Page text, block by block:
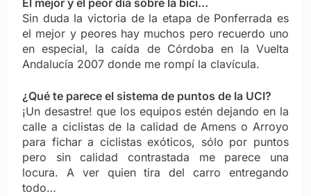
El mejor y el peor día sobre la bici…
Sin duda la victoria de la etapa de Ponferrada es
el mejor y peores hay muchos pero recuerdo uno
en especial, la caída de Córdoba en la Vuelta
Andalucía 2007 donde me rompí la clavícula.
¿Qué te parece el sistema de puntos de la UCI?
¡Un desastre! que los equipos estén dejando en la
calle a ciclistas de la calidad de Amens o Arroyo
para fichar a ciclistas exóticos, sólo por puntos
pero sin calidad contrastada me parece una
locura. A ver quien tira del carro entregando
todo…